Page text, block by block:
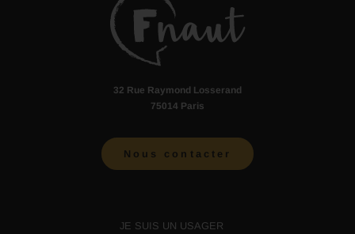
32 Rue Raymond Losserand
75014 Paris
Nous contacter
JE SUIS UN USAGER